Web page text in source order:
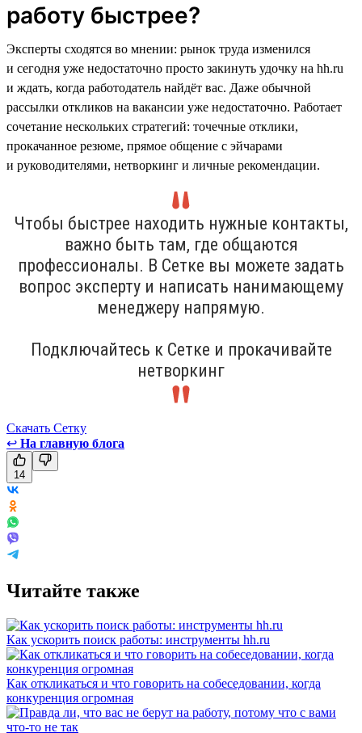
работу быстрее?
Эксперты сходятся во мнении: рынок труда изменился
и сегодня уже недостаточно просто закинуть удочку на hh.ru
и ждать, когда работодатель найдёт вас. Даже обычной
рассылки откликов на вакансии уже недостаточно. Работает
сочетание нескольких стратегий: точечные отклики,
прокачанное резюме, прямое общение с эйчарами
и руководителями, нетворкинг и личные рекомендации.
Чтобы быстрее находить нужные контакты,
важно быть там, где общаются
профессионалы. В Сетке вы можете задать
вопрос эксперту и написать нанимающему
менеджеру напрямую.
Подключайтесь к Сетке и прокачивайте
нетворкинг
Скачать Сетку
↩ На главную блога
14
Читайте также
Как ускорить поиск работы: инструменты hh.ru
Как откликаться и что говорить на собеседовании, когда
конкуренция огромная